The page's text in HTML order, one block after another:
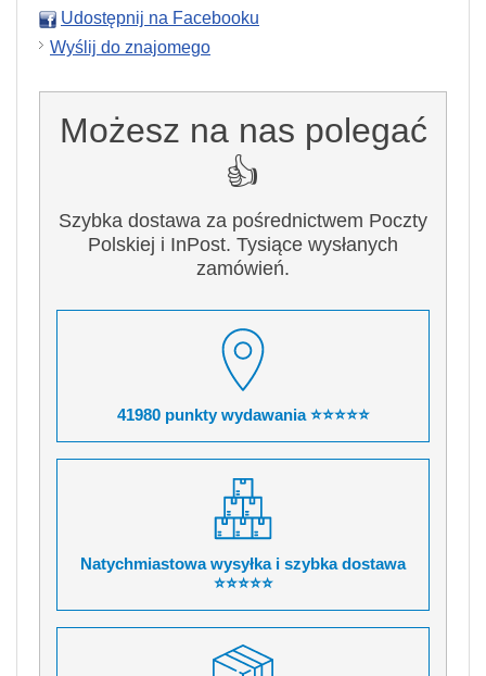
Udostępnij na Facebooku
Wyślij do znajomego
Możesz na nas polegać
👍
Szybka dostawa za pośrednictwem Poczty
Polskiej i InPost. Tysiące wysłanych
zamówień.
41980 punkty wydawania ⭐⭐⭐⭐⭐
Natychmiastowa wysyłka i szybka dostawa
⭐⭐⭐⭐⭐